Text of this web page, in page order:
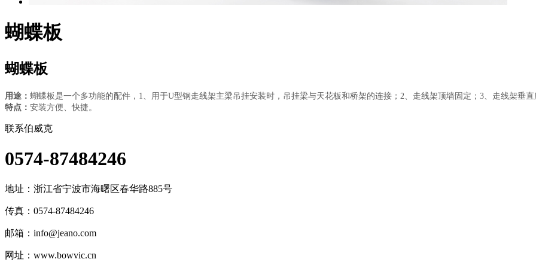
蝴蝶板
蝴蝶板
用途： 蝴蝶板是一个多功能的配件，1、用于U型钢走线架主梁吊挂安装时，吊挂梁与天花板和桥架的连接；2、走线架顶墙固定；3、走线架垂直
特点： 安装方便、快捷。
联系伯威克
0574-87484246
地址： 浙江省宁波市海曙区春华路885号
传真：0574-87484246
邮箱： info@jeano.com
网址：www.bowvic.cn